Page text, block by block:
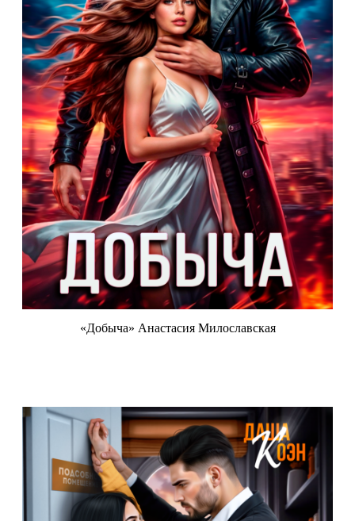
«Добыча» Анастасия Милославская